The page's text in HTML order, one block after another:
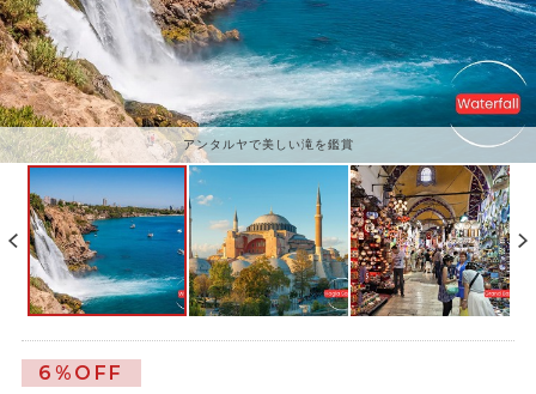
アンタルヤで美しい滝を鑑賞
6%OFF